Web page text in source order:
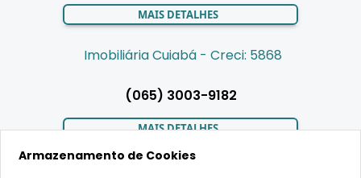
MAIS DETALHES
Imobiliária Cuiabá - Creci: 5868
(065) 3003-9182
MAIS DETALHES
Armazenamento de Cookies